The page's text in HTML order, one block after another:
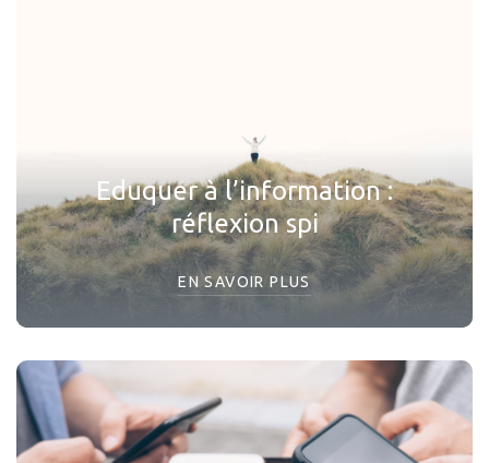
Eduquer à l’information :
réflexion spi
EN SAVOIR PLUS